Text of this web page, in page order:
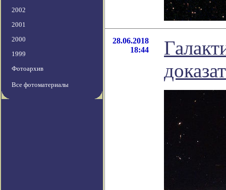
2002
2001
2000
1999
Фотоархив
Все фотоматериалы
28.06.2018
18:44